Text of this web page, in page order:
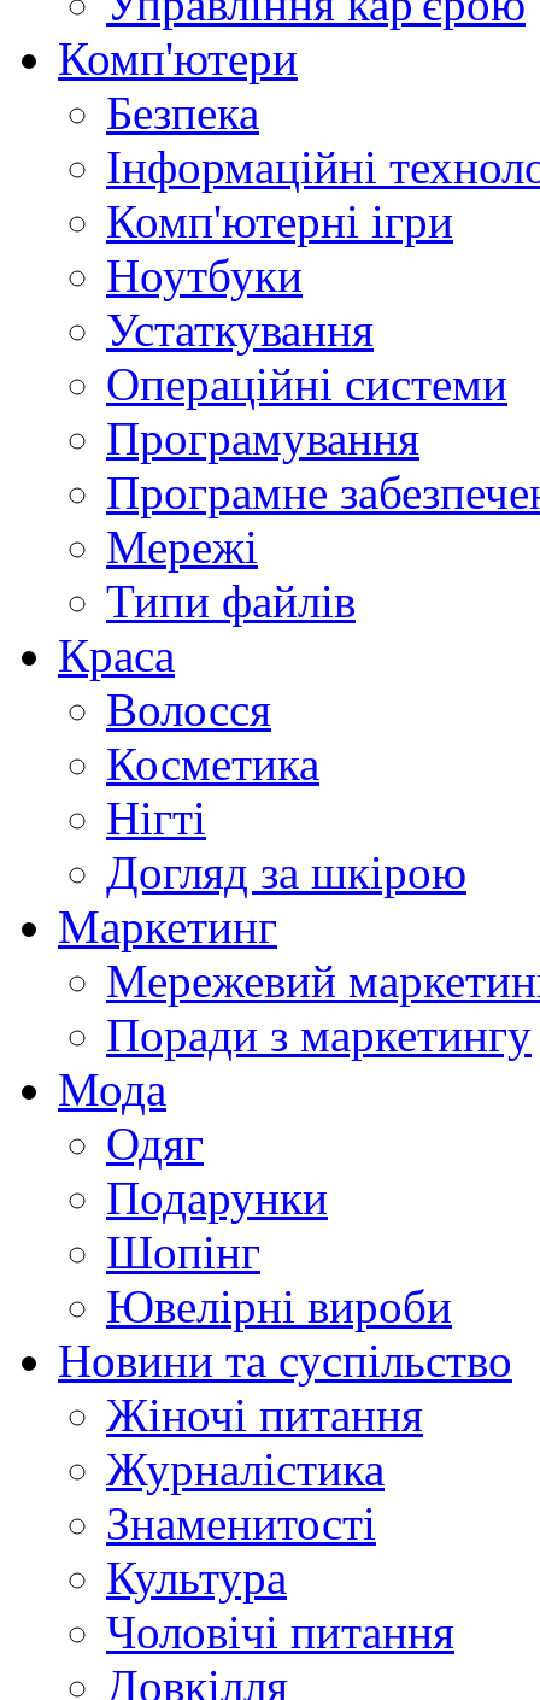
Комп'ютери
Безпека
Інформаційні
Комп'ютерні ігри
Ноутбуки
Устаткування
Операційні системи
Програмування
Програмне
Мережі
Типи файлів
Краса
Волосся
Косметика
Нігті
Догляд за шкірою
Маркетинг
Мережевий
Поради з маркетингу
Мода
Одяг
Подарунки
Шопінг
Ювелірні вироби
Новини та суспільство
Жіночі питання
Журналістика
Знаменитості
Культура
Чоловічі питання
Довкілля